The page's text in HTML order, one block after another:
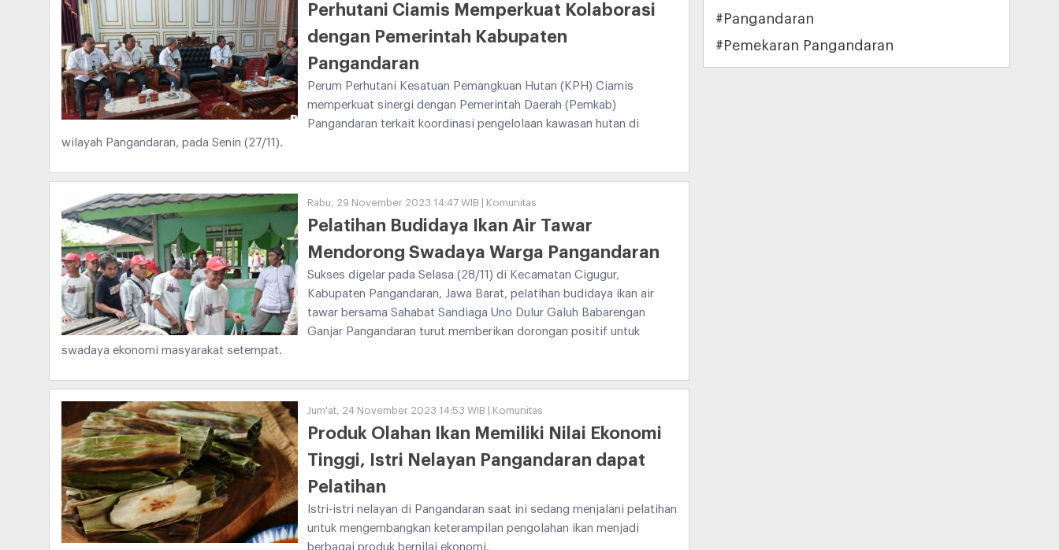
Perhutani Ciamis Memperkuat Kolaborasi
dengan Pemerintah Kabupaten
Pangandaran
Perum Perhutani Kesatuan Pemangkuan Hutan (KPH) Ciamis
memperkuat sinergi dengan Pemerintah Daerah (Pemkab)
Pangandaran terkait koordinasi pengelolaan kawasan hutan di
wilayah Pangandaran, pada Senin (27/11).
Rabu, 29 November 2023 14:47 WIB | Komunitas
Pelatihan Budidaya Ikan Air Tawar
Mendorong Swadaya Warga Pangandaran
Sukses digelar pada Selasa (28/11) di Kecamatan Cigugur,
Kabupaten Pangandaran, Jawa Barat, pelatihan budidaya ikan air
tawar bersama Sahabat Sandiaga Uno Dulur Galuh Babarengan
Ganjar Pangandaran turut memberikan dorongan positif untuk
swadaya ekonomi masyarakat setempat.
Jum'at, 24 November 2023 14:53 WIB | Komunitas
Produk Olahan Ikan Memiliki Nilai Ekonomi
Tinggi, Istri Nelayan Pangandaran dapat
Pelatihan
Istri-istri nelayan di Pangandaran saat ini sedang menjalani pelatihan
untuk mengembangkan keterampilan pengolahan ikan menjadi
berbagai produk bernilai ekonomi.
#Pangandaran
#Pemekaran Pangandaran